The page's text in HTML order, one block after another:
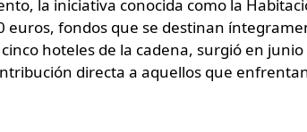
la iniciativa conocida como la
euros, fondos que se destinan
hoteles de la cadena, surgió en
directa a aquellos que